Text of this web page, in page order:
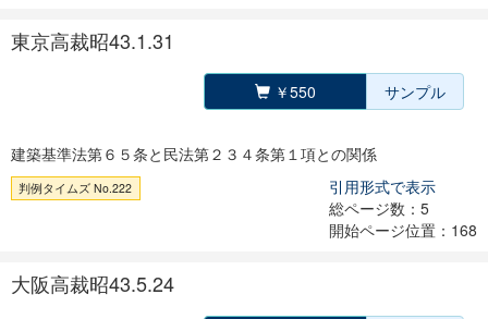
東京高裁昭43.1.31
￥550 サンプル
建築基準法第６５条と民法第２３４条第１項との関係
判例タイムズ No.222
引用形式で表示
総ページ数：5
開始ページ位置：168
大阪高裁昭43.5.24